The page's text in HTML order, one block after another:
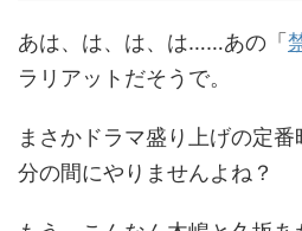
あは、は、は、は……あの「
ラリアットだそうで。
まさかドラマ盛り上げの定
分の間にやりませんよね？